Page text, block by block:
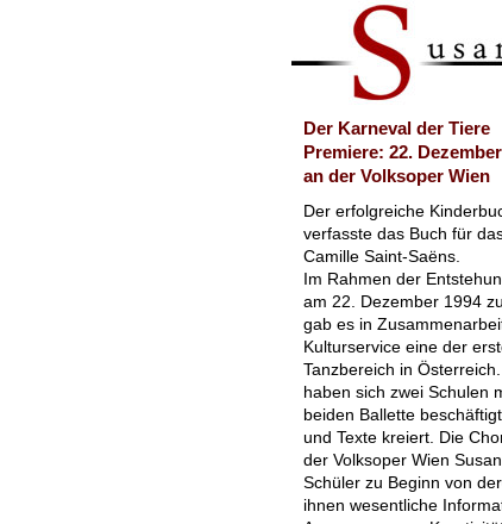
Der Karneval der Tiere
Premiere: 22.
an der Volksoper Wien
Der erfolgreiche
verfasste das Buch für
Camille Saint-Saëns.
Im Rahmen der
am 22. Dezember 1994
gab es in
Kulturservice eine der
Tanzbereich in
haben sich zwei Schulen
beiden Ballette
und Texte kreiert. Die
der Volksoper Wien
Schüler zu Beginn von
ihnen wesentliche